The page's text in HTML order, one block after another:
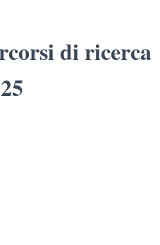
di ricerca